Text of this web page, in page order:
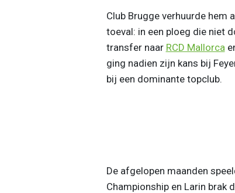
Club Brugge verhuurde hem
toeval: in een ploeg die niet
transfer naar RCD Mallorca
ging nadien zijn kans bij
bij een dominante topclub.
De afgelopen maanden
Championship en Larin brak